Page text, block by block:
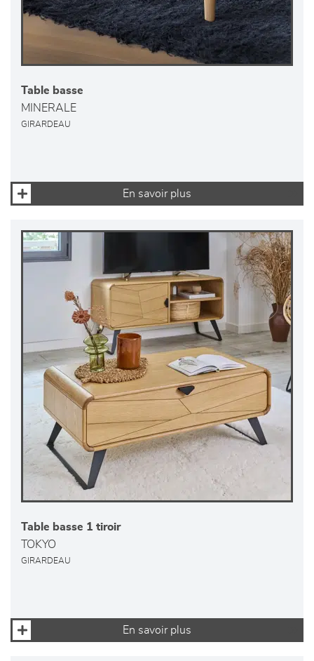
Table basse
MINERALE
GIRARDEAU
En savoir plus
Table basse 1 tiroir
TOKYO
GIRARDEAU
En savoir plus